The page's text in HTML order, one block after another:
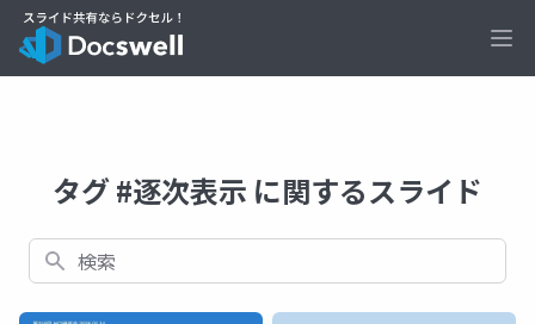
タグ #逐次表示 に関するスライド
検索